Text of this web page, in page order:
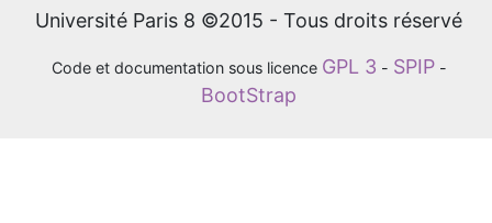
Université Paris 8 ©2015 - Tous droits réservé
Code et documentation sous licence GPL 3 - SPIP-
BootStrap